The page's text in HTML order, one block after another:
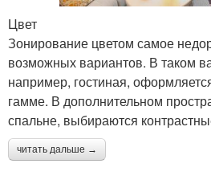
Цвет
Зонирование цветом самое
возможных вариантов. В таком
например, гостиная,
гамме. В дополнительном
спальне, выбираются
читать дальше →